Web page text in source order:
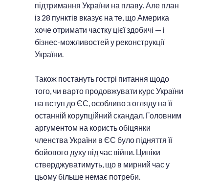
підтримання України на плаву. Але план
із 28 пунктів вказує на те, що Америка
хоче отримати частку цієї здобичі — і
бізнес-можливостей у реконструкції
України.
Також постануть гострі питання щодо
того, чи варто продовжувати курс України
на вступ до ЄС, особливо з огляду на її
останній корупційний скандал. Головним
аргументом на користь обіцянки
членства України в ЄС було підняття її
бойового духу під час війни. Циніки
стверджуватимуть, що в мирний час у
цьому більше немає потреби.